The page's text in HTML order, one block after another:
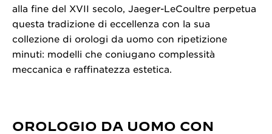
alla fine del XVII secolo, Jaeger-LeCoultre perpetua
questa tradizione di eccellenza con la sua
collezione di orologi da uomo con ripetizione
minuti: modelli che coniugano complessità
meccanica e raffinatezza estetica.
OROLOGIO DA UOMO CON